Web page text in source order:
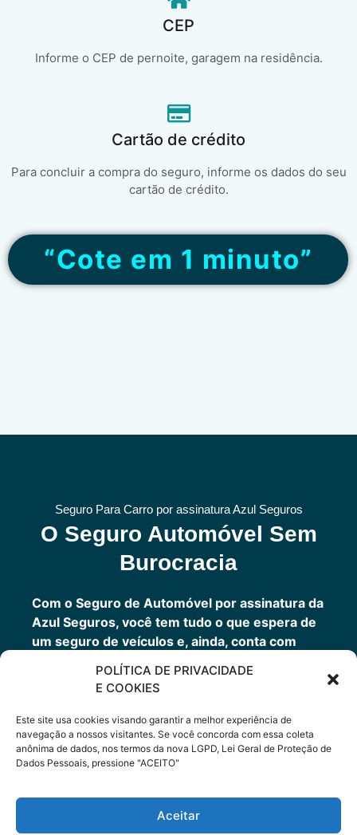
POLÍTICA DE PRIVACIDADE
E COOKIES
Este site usa cookies visando garantir a melhor experiência de
navegação a nossos visitantes. Se você concorda com essa coleta
anônima de dados, nos termos da nova LGPD, Lei Geral de Proteção de
Dados Pessoais, pressione "ACEITO"
Aceitar
CEP
Informe o CEP de pernoite, garagem na residência.
Cartão de crédito
Para concluir a compra do seguro, informe os dados do seu
cartão de crédito.
“Cote em 1 minuto”
Seguro Para Carro por assinatura Azul Seguros
O Seguro Automóvel Sem
Burocracia
Com o Seguro de Automóvel por assinatura da
Azul Seguros, você tem tudo o que espera de
um seguro de veículos e, ainda, conta com
outros benefícios disponíveis 24h.
Você tem um seguro completo com a garantia
Porto Seguro.